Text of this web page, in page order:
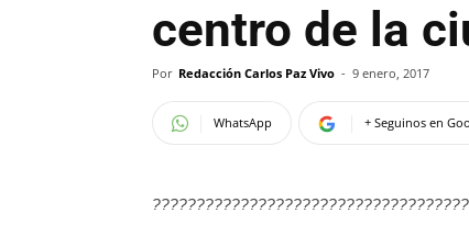
centro de la
Por Redacción Carlos Paz Vivo - 9 enero, 2017
WhatsApp + Seguinos en
????????????????????????????????????